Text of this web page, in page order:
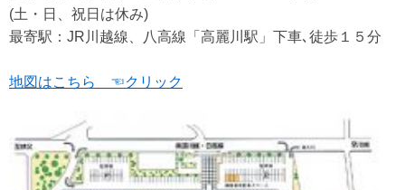
(土・日、祝日は休み)
最寄駅：JR川越線、八高線「高麗川駅」下車､徒歩１５分
地図はこちら ☜クリック